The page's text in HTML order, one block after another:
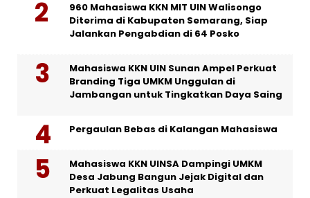
960 Mahasiswa KKN MIT UIN Walisongo
Diterima di Kabupaten Semarang, Siap
Jalankan Pengabdian di 64 Posko
Mahasiswa KKN UIN Sunan Ampel Perkuat
Branding Tiga UMKM Unggulan di
Jambangan untuk Tingkatkan Daya Saing
Pergaulan Bebas di Kalangan Mahasiswa
Mahasiswa KKN UINSA Dampingi UMKM
Desa Jabung Bangun Jejak Digital dan
Perkuat Legalitas Usaha